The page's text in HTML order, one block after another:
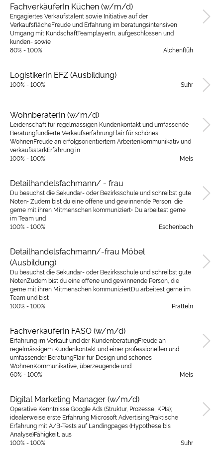
FachverkäuferIn Küchen (w/m/d)
Engagiertes Verkaufstalent sowie Initiative auf der
VerkaufsflächeFreude und Erfahrung im beratungsintensiven
Umgang mit KundschaftTeamplayerIn, aufgeschlossen und
kunden- sowie
80% - 100%
Alchenflüh
LogistikerIn EFZ (Ausbildung)
100% - 100% Suhr
WohnberaterIn (w/m/d)
Leidenschaft für regelmässigen Kundenkontakt und umfassende
Beratungfundierte VerkaufserfahrungFlair für schönes
WohnenFreude an erfolgsorientiertem Arbeitenkommunikativ und
verkaufsstarkErfahrung in
100% - 100%
Mels
Detailhandelsfachmann/ - frau
Du besuchst die Sekundar- oder Bezirksschule und schreibst gute
Noten• Zudem bist du eine offene und gewinnende Person, die
gerne mit ihren Mitmenschen kommuniziert• Du arbeitest gerne
im Team und
100% - 100%
Eschenbach
Detailhandelsfachmann/-frau Möbel
(Ausbildung)
Du besuchst die Sekundar- oder Bezirksschule und schreibst gute
NotenZudem bist du eine offene und gewinnende Person, die
gerne mit ihren Mitmenschen kommuniziertDu arbeitest gerne im
Team und bist
100% - 100%
Pratteln
FachverkäuferIn FASO (w/m/d)
Erfahrung im Verkauf und der KundenberatungFreude an
regelmässigem Kundenkontakt und einer professionellen und
umfassender BeratungFlair für Design und schönes
WohnenKommunikative, überzeugende und
60% - 100%
Mels
Digital Marketing Manager (w/m/d)
Operative Kenntnisse Google Ads (Struktur, Prozesse, KPIs);
idealerweise erste Erfahrung Microsoft AdvertisingPraktische
Erfahrung mit A/B-Tests auf Landingpages (Hypothese bis
Analyse)Fähigkeit, aus
100% - 100%
Suhr